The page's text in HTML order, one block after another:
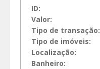
ID:
Valor:
Tipo de transação:
Tipo de imóveis:
Localização:
Banheiro: